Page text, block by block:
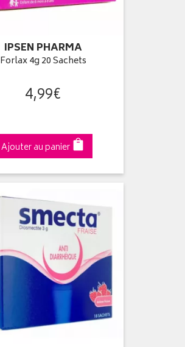
IPSEN PHARMA
Forlax 4g 20 Sachets
4,99€
Ajouter au panier